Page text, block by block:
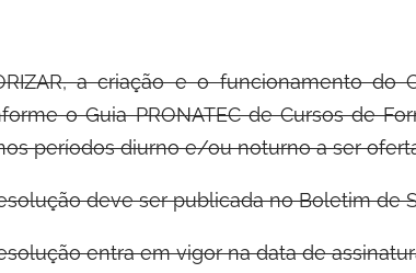
a criação e o funcionamento do
o Guia PRONATEC de Cursos de
períodos diurno e/ou noturno a ser
deve ser publicada no Boletim de
entra em vigor na data de